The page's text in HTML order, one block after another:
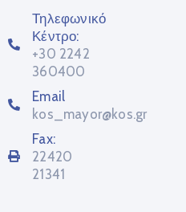
Τηλεφωνικό
Κέντρο:
+30 2242
360400
Email
kos_mayor@kos.gr
Fax:
22420
21341